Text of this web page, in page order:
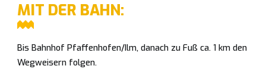
MIT DER BAHN:
Bis Bahnhof Pfaffenhofen/Ilm, danach zu Fuß ca. 1 km den
Wegweisern folgen.